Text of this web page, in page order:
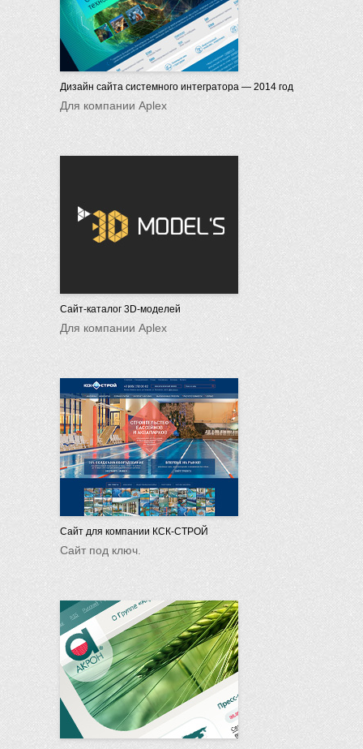
Дизайн сайта системного интегратора — 2014 год
Для компании Aplex
Сайт-каталог 3D-моделей
Для компании Aplex
Сайт для компании КСК-СТРОЙ
Сайт под ключ.